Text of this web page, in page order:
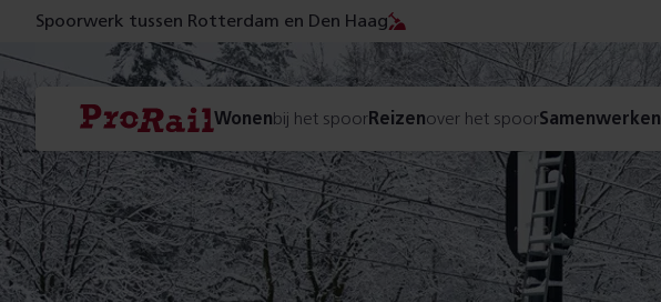
Spoorwerk tussen Rotterdam en Den Haag
Navigatie
Homepage
ProRail
Wonenbij het spoorReizenover het spoorSamenwerken